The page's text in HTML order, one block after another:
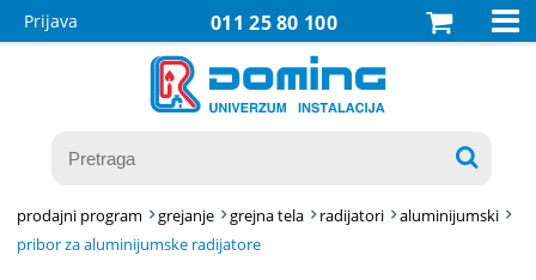
011 25 80 100
Prijava 

prodajni program grejanje grejna tela radijatori
aluminijumski
pribor za aluminijumske radijatore